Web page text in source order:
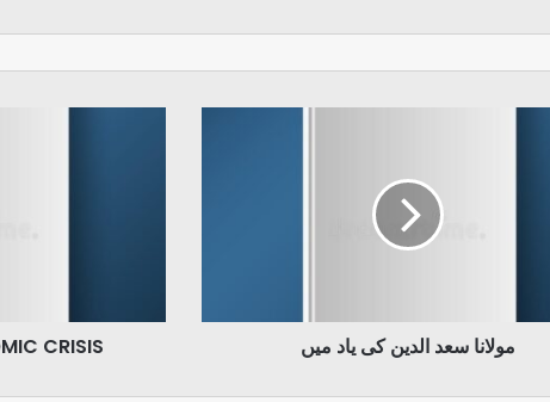
CRISIS مولانا سعد الدین کی یاد میں